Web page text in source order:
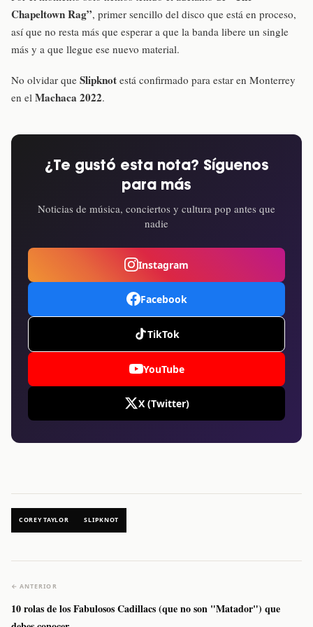
Chapeltown Rag”, primer sencillo del disco que está en proceso,
así que no resta más que esperar a que la banda libere un single
más y a que llegue ese nuevo material.
No olvidar que Slipknot está confirmado para estar en Monterrey
en el Machaca 2022.
¿Te gustó esta nota? Síguenos
para más
Noticias de música, conciertos y cultura pop antes que
nadie
Instagram
Facebook
TikTok
YouTube
X (Twitter)
COREY TAYLOR SLIPKNOT
← ANTERIOR
10 rolas de los Fabulosos Cadillacs (que no son "Matador") que